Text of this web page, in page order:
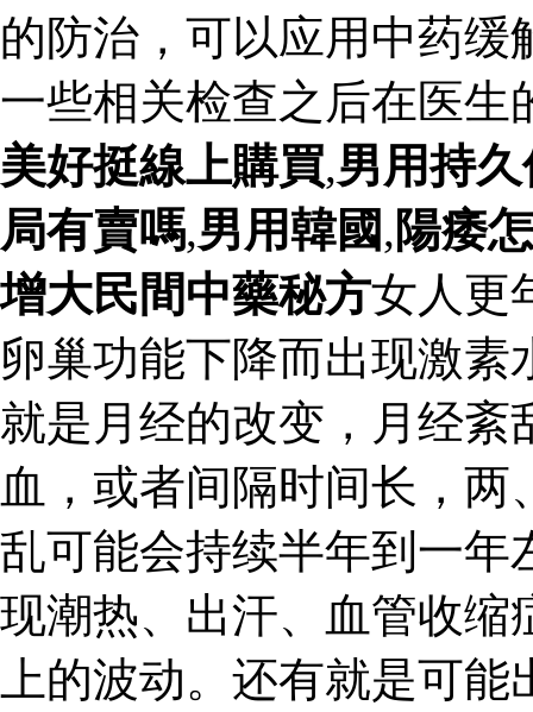
的防治，可以应用中药
一些相关检查之后在医生
美好挺線上購買,男用持
局有賣嗎,男用韓國, 陽痿
增大民間中藥秘方女人更
卵巢功能下降而出现激
就是月经的改变，月经紊
血，或者间隔时间长，
乱可能会持续半年到一年
现潮热、出汗、血管收缩
上的波动。还有就是可